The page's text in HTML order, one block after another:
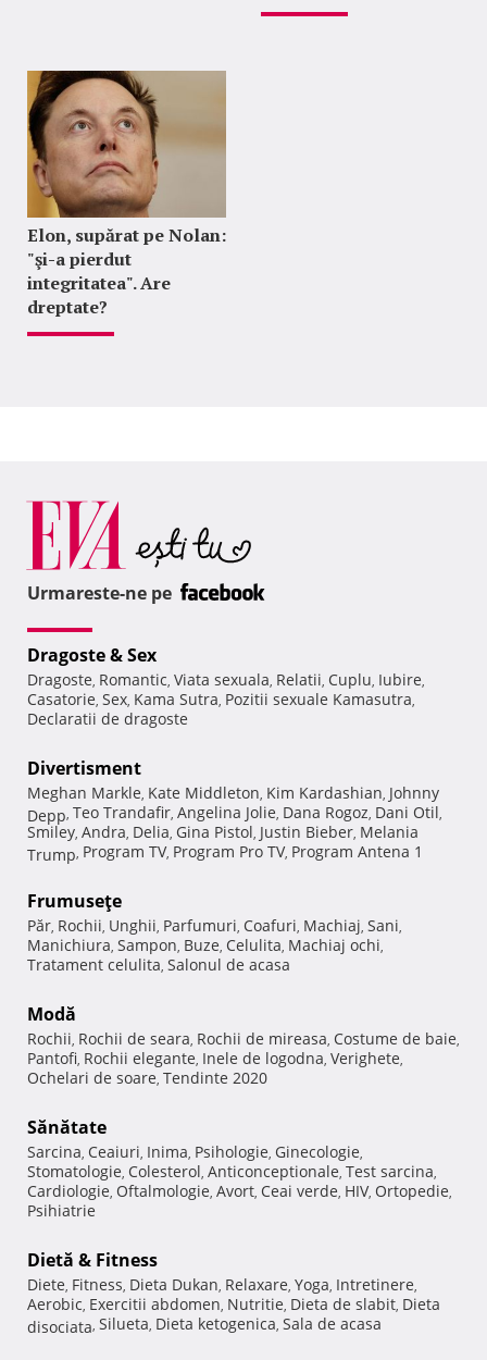
Elon, supărat pe Nolan:
"şi-a pierdut
integritatea". Are
dreptate?
Urmareste-ne pe
Dragoste & Sex
Dragoste, Romantic, Viata sexuala, Relatii, Cuplu, Iubire,
Casatorie, Sex, Kama Sutra, Pozitii sexuale Kamasutra,
Declaratii de dragoste
Divertisment
Meghan Markle, Kate Middleton, Kim Kardashian, Johnny
Depp, Teo Trandafir, Angelina Jolie, Dana Rogoz, Dani Otil,
Smiley, Andra, Delia, Gina Pistol, Justin Bieber, Melania
Trump, Program TV, Program Pro TV, Program Antena 1
Frumuseţe
Păr, Rochii, Unghii, Parfumuri, Coafuri, Machiaj, Sani,
Manichiura, Sampon, Buze, Celulita, Machiaj ochi,
Tratament celulita, Salonul de acasa
Modă
Rochii, Rochii de seara, Rochii de mireasa, Costume de baie,
Pantofi, Rochii elegante, Inele de logodna, Verighete,
Ochelari de soare, Tendinte 2020
Sănătate
Sarcina, Ceaiuri, Inima, Psihologie, Ginecologie,
Stomatologie, Colesterol, Anticonceptionale, Test sarcina,
Cardiologie, Oftalmologie, Avort, Ceai verde, HIV, Ortopedie,
Psihiatrie
Dietă & Fitness
Diete, Fitness, Dieta Dukan, Relaxare, Yoga, Intretinere,
Aerobic, Exercitii abdomen, Nutritie, Dieta de slabit, Dieta
disociata, Silueta, Dieta ketogenica, Sala de acasa